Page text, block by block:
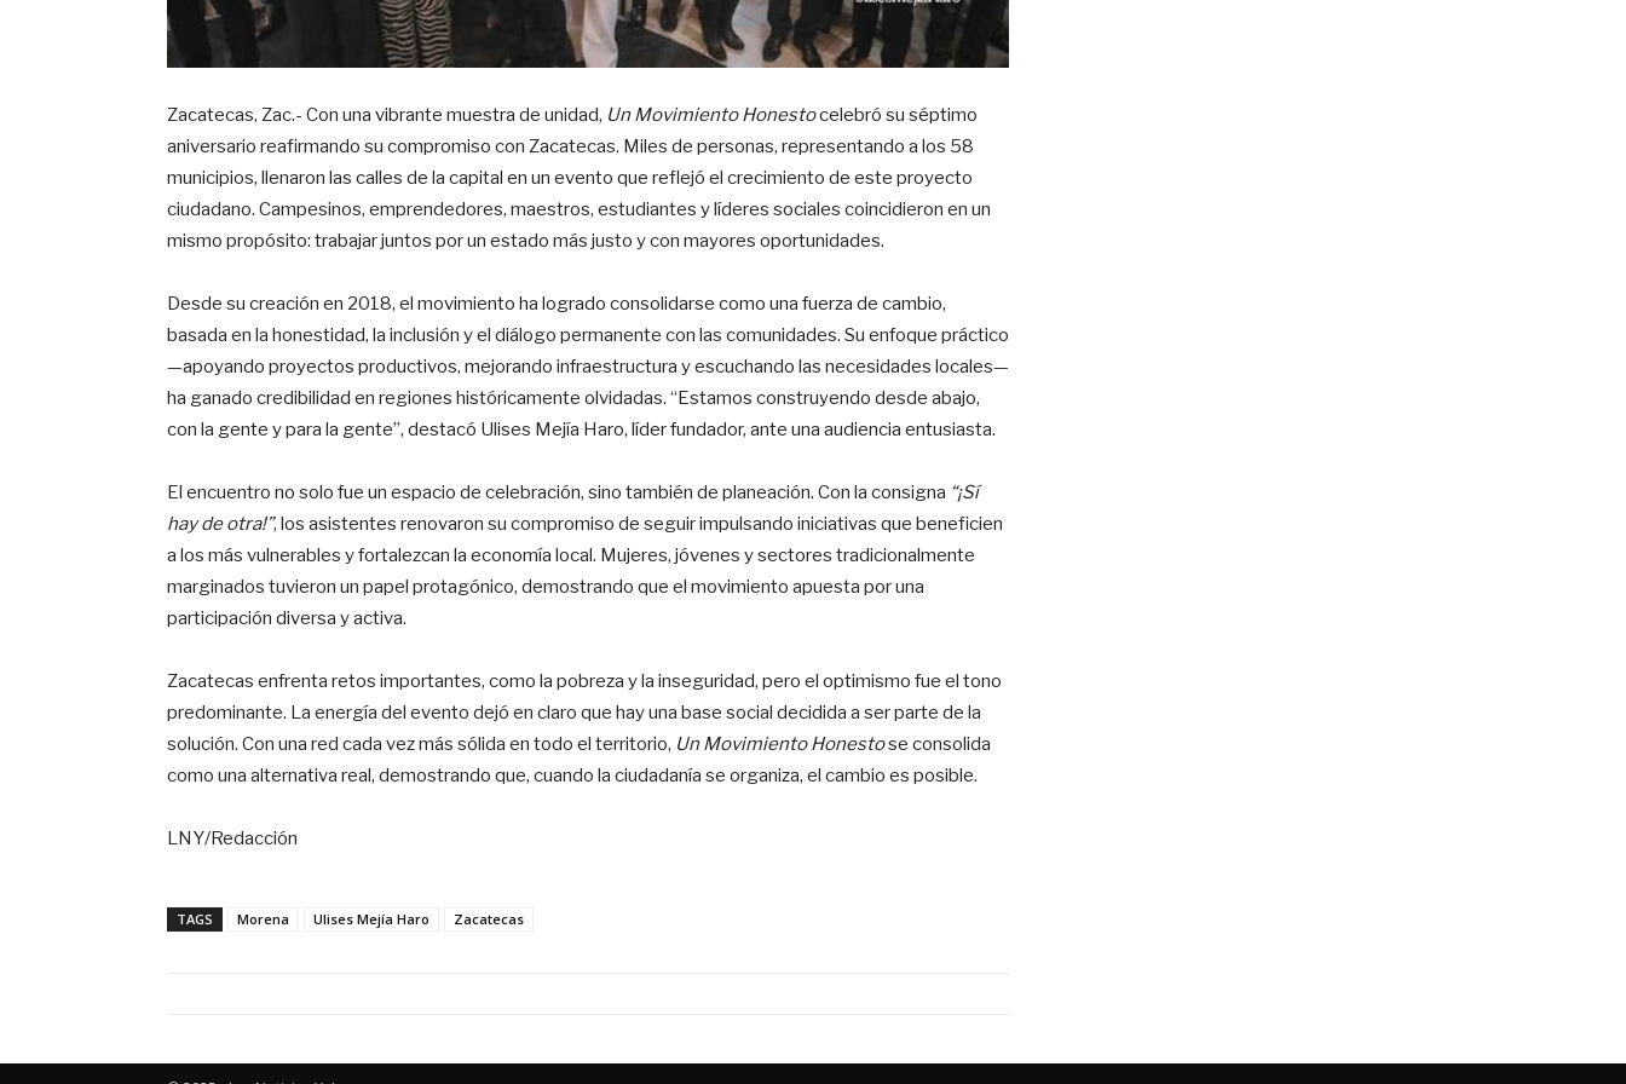
Zacatecas, Zac.- Con una vibrante muestra de unidad, Un Movimiento Honestocelebró su séptimo
aniversario reafirmando su compromiso con Zacatecas. Miles de personas, representando a los 58
municipios, llenaron las calles de la capital en un evento que reflejó el crecimiento de este proyecto
ciudadano. Campesinos, emprendedores, maestros, estudiantes y líderes sociales coincidieron en un
mismo propósito: trabajar juntos por un estado más justo y con mayores oportunidades.
Desde su creación en 2018, el movimiento ha logrado consolidarse como una fuerza de cambio,
basada en la honestidad, la inclusión y el diálogo permanente con las comunidades. Su enfoque práctico
—apoyando proyectos productivos, mejorando infraestructura y escuchando las necesidades locales—
ha ganado credibilidad en regiones históricamente olvidadas. “Estamos construyendo desde abajo,
con la gente y para la gente”, destacó Ulises Mejía Haro, líder fundador, ante una audiencia entusiasta.
El encuentro no solo fue un espacio de celebración, sino también de planeación. Con la consigna “¡Sí
hay de otra!”, los asistentes renovaron su compromiso de seguir impulsando iniciativas que beneficien
a los más vulnerables y fortalezcan la economía local. Mujeres, jóvenes y sectores tradicionalmente
marginados tuvieron un papel protagónico, demostrando que el movimiento apuesta por una
participación diversa y activa.
Zacatecas enfrenta retos importantes, como la pobreza y la inseguridad, pero el optimismo fue el tono
predominante. La energía del evento dejó en claro que hay una base social decidida a ser parte de la
solución. Con una red cada vez más sólida en todo el territorio, Un Movimiento Honestose consolida
como una alternativa real, demostrando que, cuando la ciudadanía se organiza, el cambio es posible.
LNY/Redacción
TAGS Morena Ulises Mejía Haro Zacatecas